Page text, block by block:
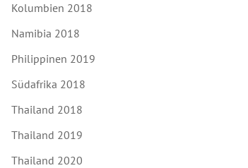
Kolumbien 2018
Namibia 2018
Philippinen 2019
Südafrika 2018
Thailand 2018
Thailand 2019
Thailand 2020